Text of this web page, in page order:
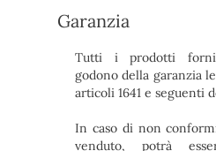
Garanzia
Tutti i prodotti
godono della garanzia
articoli 1641 e seguenti
In caso di non
venduto, potrà